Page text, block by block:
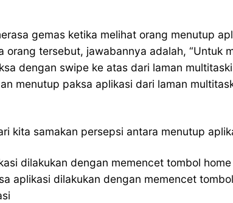
gemas ketika melihat orang menutup
orang tersebut, jawabannya adalah, “Untuk
dengan swipe ke atas dari laman
menutup paksa aplikasi dari laman
kita samakan persepsi antara menutup
dilakukan dengan memencet tombol
aplikasi dilakukan dengan memencet